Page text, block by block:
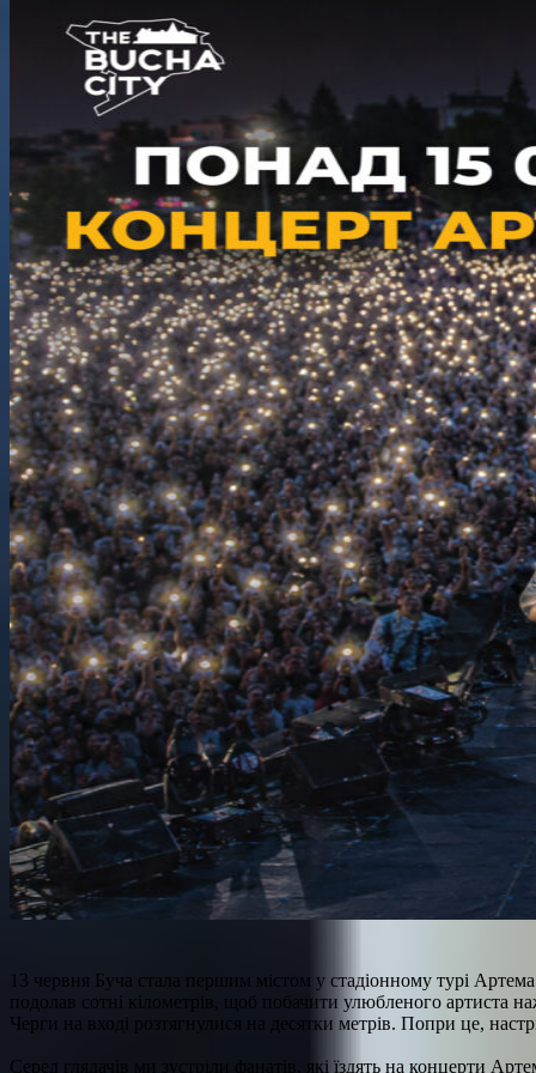
13 червня Буча стала першим містом у стадіонному турі
подолав сотні кілометрів, щоб побачити улюбленого артиста
Черги на вході розтягнулися на десятки метрів. Попри це,
Серед глядачів ми зустріли фанатів, які їздять на концерти